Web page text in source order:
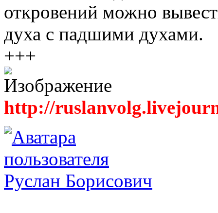
откровений можно
духа с падшими духами.
+++
http://
Руслан Борисович